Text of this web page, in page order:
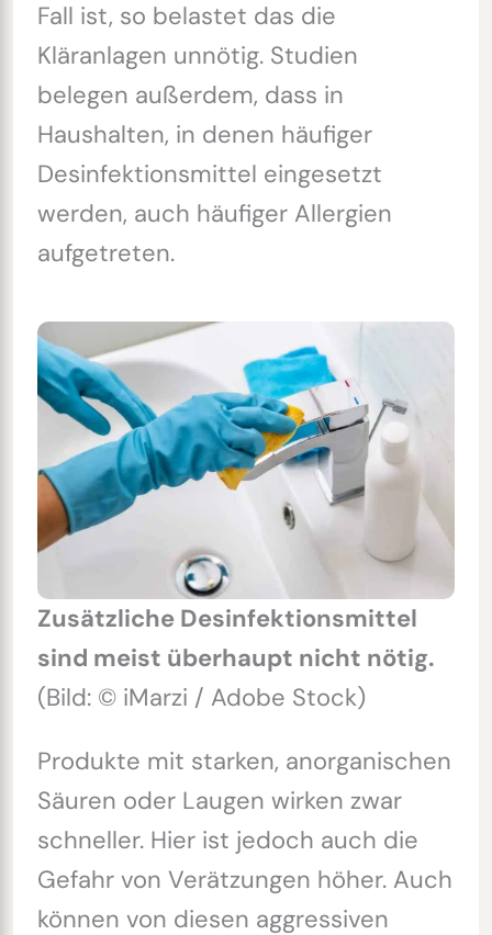
Fall ist, so belastet das die
Kläranlagen unnötig. Studien
belegen außerdem, dass in
Haushalten, in denen häufiger
Desinfektionsmittel eingesetzt
werden, auch häufiger Allergien
aufgetreten.
Zusätzliche Desinfektionsmittel
sind meist überhaupt nicht nötig.
(Bild: © iMarzi / Adobe Stock)
Produkte mit starken, anorganischen
Säuren oder Laugen wirken zwar
schneller. Hier ist jedoch auch die
Gefahr von Verätzungen höher. Auch
können von diesen aggressiven